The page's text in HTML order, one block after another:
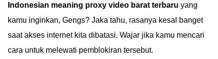
Indonesian meaning proxy video barat terbaru yang
kamu inginkan, Gengs? Jaka tahu, rasanya kesal banget
saat akses internet kita dibatasi. Wajar jika kamu mencari
cara untuk melewati pemblokiran tersebut.